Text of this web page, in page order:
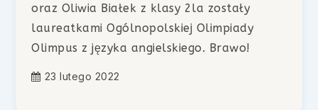
oraz Oliwia Białek z klasy 2la zostały
laureatkami Ogólnopolskiej Olimpiady
Olimpus z języka angielskiego. Brawo!
23 lutego 2022